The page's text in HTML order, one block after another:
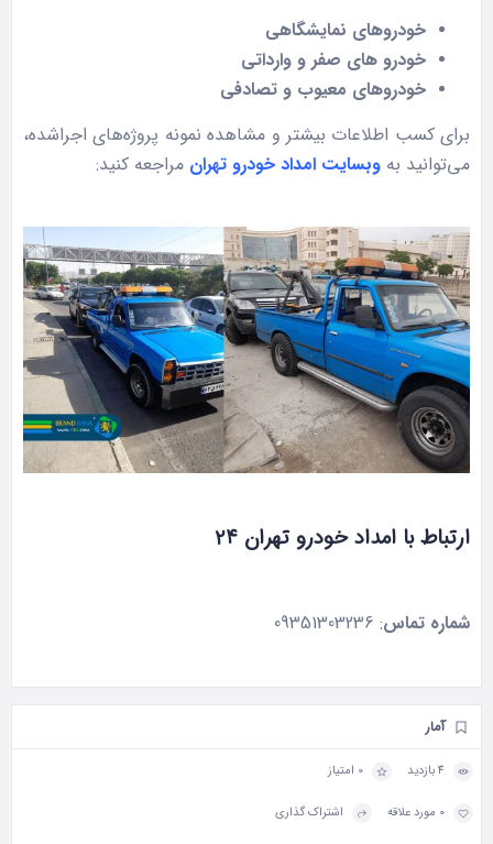
خودروهای نمایشگاهی
خودرو های صفر و وارداتی
خودروهای معیوب و تصادفی
برای کسب اطلاعات بیشتر و مشاهده نمونه پروژه‌های اجراشده،
می‌توانید به وبسایت امداد خودرو تهران مراجعه کنید:
ارتباط با امداد خودرو تهران ۲۴
شماره تماس: 09351303236
آمار
4 بازدید 0 امتیاز
0 مورد علاقه اشتراک گذاری